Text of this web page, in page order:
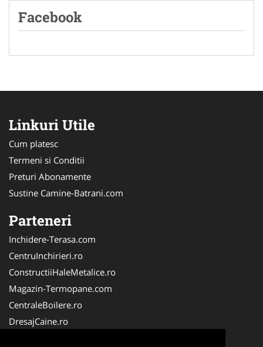
Facebook
Linkuri Utile
Cum platesc
Termeni si Conditii
Preturi Abonamente
Sustine Camine-Batrani.com
Parteneri
Inchidere-Terasa.com
CentruInchirieri.ro
ConstructiiHaleMetalice.ro
Magazin-Termopane.com
CentraleBoilere.ro
DresajCaine.ro